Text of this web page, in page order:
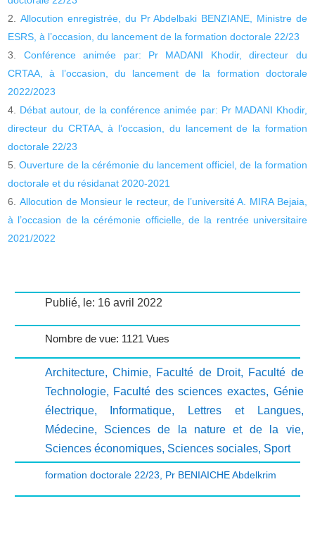
Allocution enregistrée, du Pr Abdelbaki BENZIANE, Ministre de
ESRS, à l’occasion, du lancement de la formation doctorale 22/23
Conférence animée par: Pr MADANI Khodir, directeur du
CRTAA, à l’occasion, du lancement de la formation doctorale
2022/2023
Débat autour, de la conférence animée par: Pr MADANI Khodir,
directeur du CRTAA, à l’occasion, du lancement de la formation
doctorale 22/23
Ouverture de la cérémonie du lancement officiel, de la formation
doctorale et du résidanat 2020-2021
Allocution de Monsieur le recteur, de l’université A. MIRA Bejaia,
à l’occasion de la cérémonie officielle, de la rentrée universitaire
2021/2022
Publié, le: 16 avril 2022
Nombre de vue: 1121 Vues
Architecture, Chimie, Faculté de Droit, Faculté de
Technologie, Faculté des sciences exactes, Génie
électrique, Informatique, Lettres et Langues,
Médecine, Sciences de la nature et de la vie,
Sciences économiques, Sciences sociales, Sport
formation doctorale 22/23 Pr BENIAICHE Abdelkrim